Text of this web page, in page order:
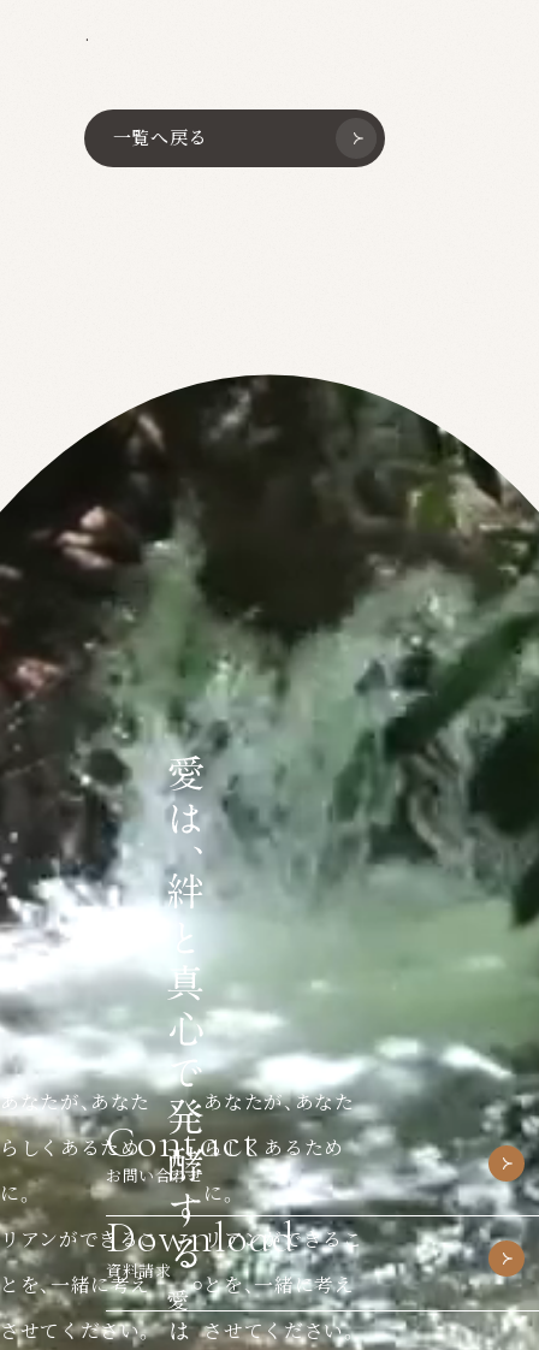
.
一覧へ戻る
あなたが、あなた
らしくあるため
に。
リアンができるこ
とを、一緒に考え
させてください。
あなたが、あなた
らしくあるため
に。
リアンができるこ
とを、一緒に考え
させてください。
Contact
お問い合わせ
Download
資料請求